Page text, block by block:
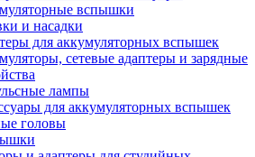
вспышки
и насадки
для аккумуляторных вспышек
сетевые адаптеры и зарядные
лампы
для аккумуляторных вспышек
головы